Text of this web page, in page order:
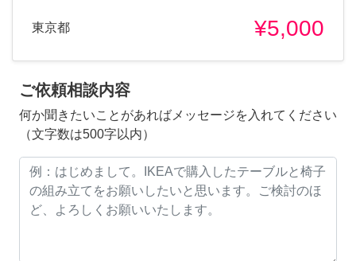
東京都 ¥5,000
ご依頼相談内容
何か聞きたいことがあればメッセージを入れてください
（文字数は500字以内）